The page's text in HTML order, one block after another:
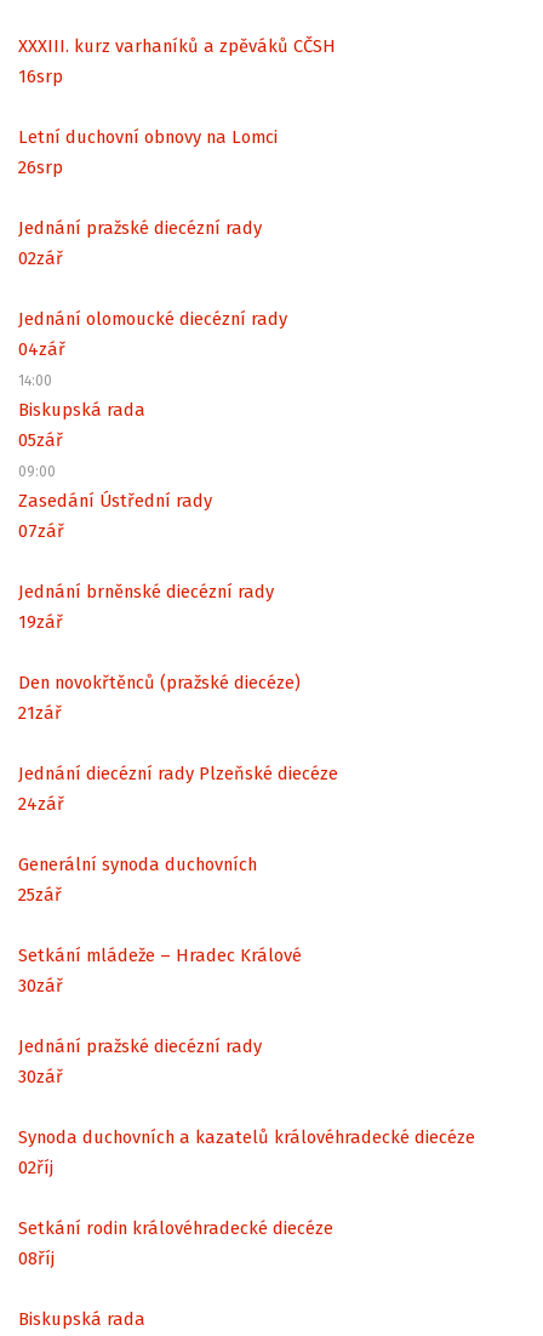
XXXIII. kurz varhaníků a zpěváků CČSH
16srp
Letní duchovní obnovy na Lomci
26srp
Jednání pražské diecézní rady
02zář
Jednání olomoucké diecézní rady
04zář
14:00
Biskupská rada
05zář
09:00
Zasedání Ústřední rady
07zář
Jednání brněnské diecézní rady
19zář
Den novokřtěnců (pražské diecéze)
21zář
Jednání diecézní rady Plzeňské diecéze
24zář
Generální synoda duchovních
25zář
Setkání mládeže – Hradec Králové
30zář
Jednání pražské diecézní rady
30zář
Synoda duchovních a kazatelů královéhradecké diecéze
02říj
Setkání rodin královéhradecké diecéze
08říj
Biskupská rada